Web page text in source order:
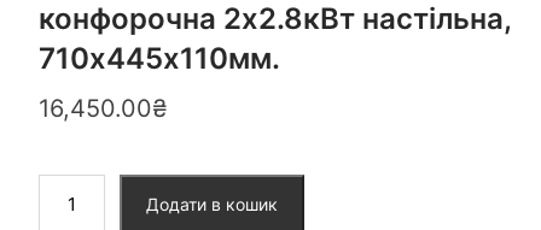
конфорочна 2х2.8кВт настільна,
710х445х110мм.
16,450.00₴
індукційна
Додати в кошик